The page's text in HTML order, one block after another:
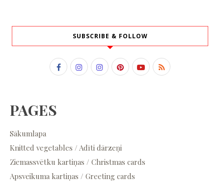
SUBSCRIBE & FOLLOW
PAGES
Sākumlapa
Knitted vegetables / Adīti dārzeņi
Ziemassvētku kartiņas / Christmas cards
Apsveikuma kartiņas / Greeting cards